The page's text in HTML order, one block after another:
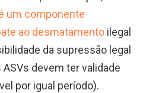
um componente
ao desmatamento ilegal
da supressão legal
devem ter validade
por igual período).